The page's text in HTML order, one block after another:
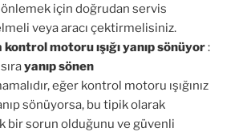
için doğrudan servis
veya aracı çektirmelisiniz.
kontrol motoru ışığı yanıp sönüyor:
yanıp sönen
eğer kontrol motoru ışığınız
sönüyorsa, bu tipik olarak
bir sorun olduğunu ve güvenli